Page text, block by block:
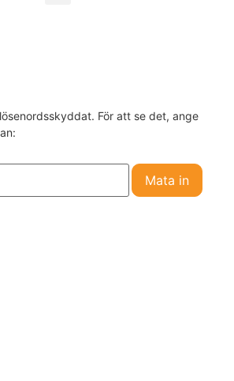
För att se det, ange